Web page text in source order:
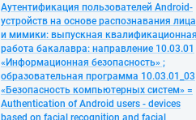
Аутентификация пользователей Android-
устройств на основе распознавания лица
и мимики: выпускная
работа бакалавра: направление 10.03.01
«Информационная безопасность» ;
образовательная программа 10.03.01_03
«Безопасность компьютерных систем» =
Authentication of Android users - devices
based on facial recognition and facial